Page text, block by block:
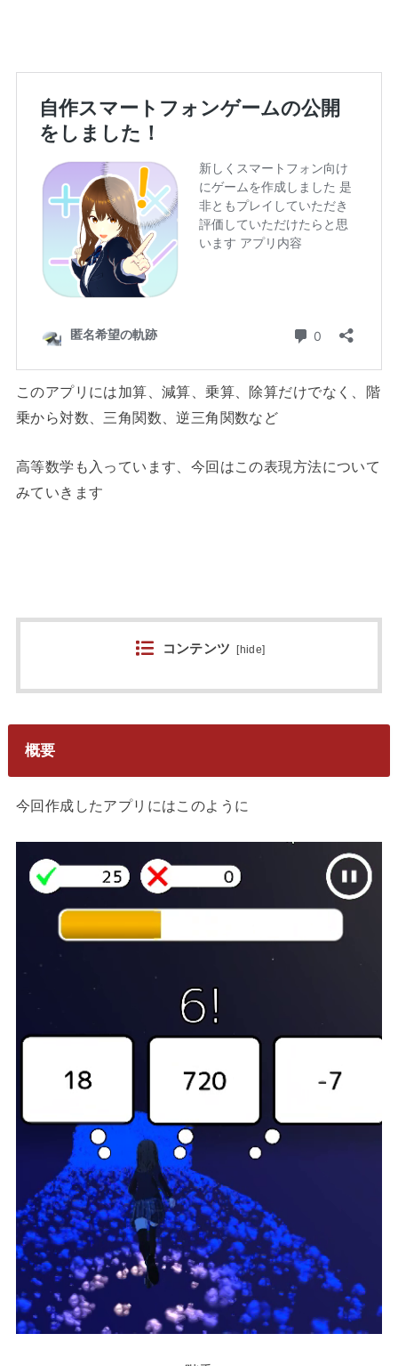
このアプリには加算、減算、乗算、除算だけでなく、階
乗から対数、三角関数、逆三角関数など
高等数学も入っています、今回はこの表現方法について
みていきます
コンテンツ [hide]
概要
今回作成したアプリにはこのように